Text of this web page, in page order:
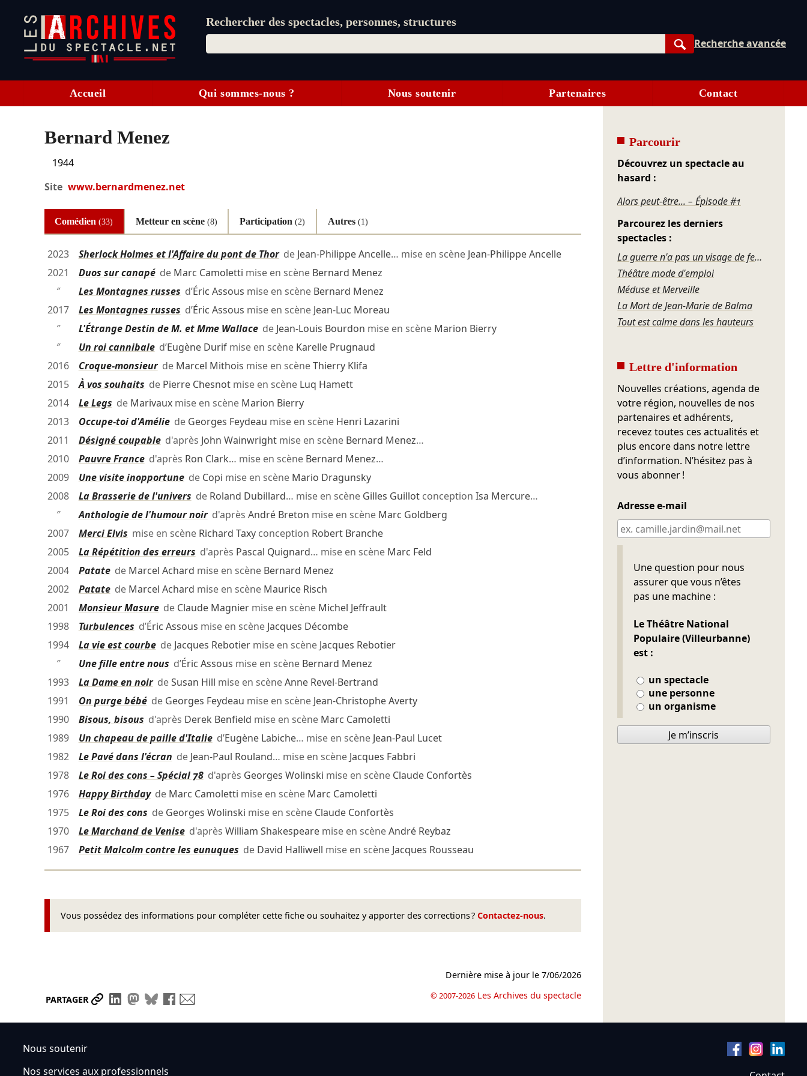
Rechercher des spectacles, personnes, structures
Rechercher
Recherche avancée
Accueil Qui sommes-nous ? Nous soutenir Partenaires Contact
Bernard Menez
1944
Site www.bernardmenez.net
Comédien(33) Metteur en scène (8) Participation(2) Autres (1)
2023 Sherlock Holmes et l'Affaire du pont de Thorde Jean-Philippe Ancelle… mise en scène Jean-Philippe Ancelle
2021
Duos sur canapéde Marc Camoletti mise en scène Bernard Menez
″
Les Montagnes russes d’Éric Assous mise en scène Bernard Menez
2017
Les Montagnes russes d’Éric Assous mise en scène Jean-Luc Moreau
″
L'Étrange Destin de M. et Mme Wallacede Jean-Louis Bourdon mise en scène Marion Bierry
″
Un roi cannibaled’Eugène Durifmise en scène Karelle Prugnaud
2016
Croque-monsieurde Marcel Mithois mise en scèneThierry Klifa
2015
À vos souhaits de Pierre Chesnotmise en scène Luq Hamett
2014
Le Legs de Marivauxmise en scène Marion Bierry
2013
Occupe-toi d'Améliede Georges Feydeau mise en scène Henri Lazarini
2011
Désigné coupabled'après John Wainwrightmise en scène Bernard Menez…
2010
Pauvre Franced'après Ron Clark… mise en scène Bernard Menez…
2009
Une visite inopportunede Copi mise en scène Mario Dragunsky
2008
La Brasserie de l'univers de Roland Dubillard… mise en scène Gilles Guillotconception Isa Mercure…
″
Anthologie de l'humour noird'après André Breton mise en scène Marc Goldberg
2007
Merci Elvis mise en scène Richard Taxyconception Robert Branche
2005
La Répétition des erreurs d'après Pascal Quignard… mise en scène Marc Feld
2004
Patatede Marcel Achard mise en scène Bernard Menez
2002
Patatede Marcel Achard mise en scène Maurice Risch
2001
Monsieur Masurede Claude Magniermise en scène Michel Jeffrault
1998
Turbulences d’Éric Assous mise en scène Jacques Décombe
1994
La vie est courbede Jacques Rebotiermise en scène Jacques Rebotier
″
Une fille entre nous d’Éric Assous mise en scène Bernard Menez
1993
La Dame en noirdeSusan Hill mise en scèneAnne Revel-Bertrand
1991
On purge bébéde Georges Feydeau mise en scène Jean-Christophe Averty
1990
Bisous, bisous d'après Derek Benfield mise en scène Marc Camoletti
1989
Un chapeau de paille d'Italied’Eugène Labiche… mise en scène Jean-Paul Lucet
1982
Le Pavé dans l'écran de Jean-Paul Rouland… mise en scène Jacques Fabbri
1978
Le Roi des cons – Spécial 78d'après Georges Wolinski mise en scène Claude Confortès
1976
Happy Birthdayde Marc Camoletti mise en scène Marc Camoletti
1975
Le Roi des cons de Georges Wolinski mise en scène Claude Confortès
1970
Le Marchand de Venised'après William Shakespearemise en scèneAndré Reybaz
1967
Petit Malcolm contre les eunuques de David Halliwell mise en scène Jacques Rousseau
Vous possédez des informations pour compléter cette fiche ou souhaitez y apporter des corrections ? Contactez-nous.
PARTAGER Partager le lien
Partager sur LinkedIn
Partager sur Mastodon
Partager sur Bluesky
Partager sur Facebook
Dernière mise à jour le7/06/2026
© 2007-2026 Les Archives du spectacle
Parcourir
Découvrez un spectacle au
hasard :
Alors peut-être... – Épisode #1
Parcourez les derniers
spectacles :
La guerre n'a pas un visage de femme
Théâtre mode d'emploi
Méduse et Merveille
La Mort de Jean-Marie de Balma
Tout est calme dans les hauteurs
Lettre d'information
Nouvelles créations, agenda de
votre région, nouvelles de nos
partenaires et adhérents,
recevez toutes ces actualités et
plus encore dans notre lettre
d’information. N’hésitez pas à
vous abonner !
Adresse e-mail
Une question pour nous
assurer que vous n’êtes
pas une machine :
Le Théâtre National
Populaire (Villeurbanne)
est :
un spectacle
une personne
un organisme
Ne pas remplir
Je m’inscris
Nous soutenir
Nos services aux professionnels